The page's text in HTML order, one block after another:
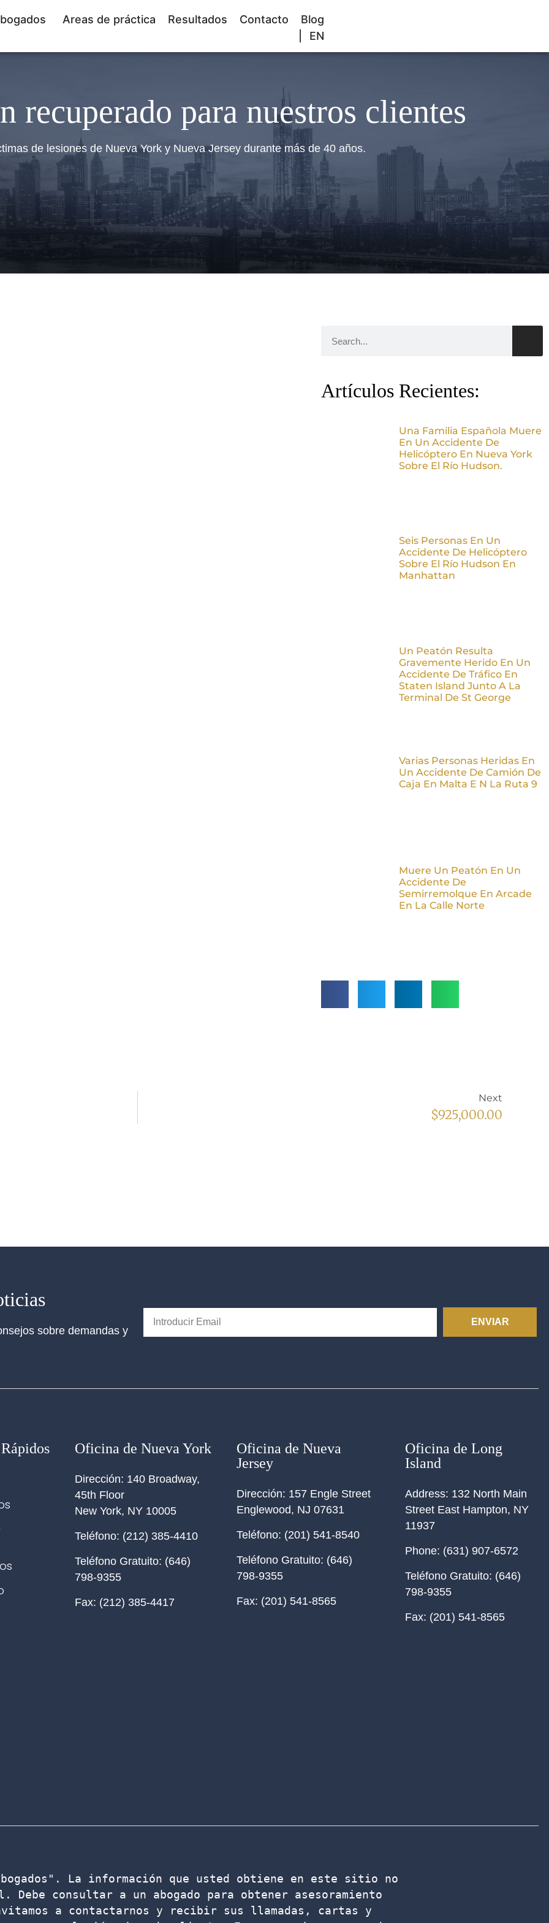
Areas de práctica Resultados Contacto
Blog
EN
recuperado para nuestros clientes
de lesiones de Nueva York y Nueva Jersey durante más de 40 años.
Artículos Recientes:
Una Familia Española Muere
En Un Accidente De
Helicóptero En Nueva York
Sobre El Río Hudson.
Seis Personas En Un
Accidente De Helicóptero
Sobre El Río Hudson En
Manhattan
Un Peatón Resulta
Gravemente Herido En Un
Accidente De Tráfico En
Staten Island Junto A La
Terminal De St George
Varias Personas Heridas En
Un Accidente De Camión De
Caja En Malta E N La Ruta 9
Muere Un Peatón En Un
Accidente De
Semirremolque En Arcade
En La Calle Norte
Next
$925,000.00
sobre demandas y
ENVIAR
Oficina de Nueva York
Dirección: 140 Broadway,
45th Floor
New York, NY 10005
Teléfono: (212) 385-4410
Teléfono Gratuito: (646)
798-9355
Fax: (212) 385-4417
Oficina de Nueva
Jersey
Dirección: 157 Engle Street
Englewood, NJ 07631
Teléfono: (201) 541-8540
Teléfono Gratuito: (646)
798-9355
Fax: (201) 541-8565
Oficina de Long
Island
Address: 132 North Main
Street East Hampton, NY
11937
Phone: (631) 907-6572
Teléfono Gratuito: (646)
798-9355
Fax: (201) 541-8565
La información que usted obtiene en este sitio no
consultar a un abogado para obtener asesoramiento
a contactarnos y recibir sus llamadas, cartas y